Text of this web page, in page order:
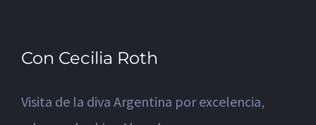
Con Cecilia Roth
Visita de la diva Argentina por excelencia,